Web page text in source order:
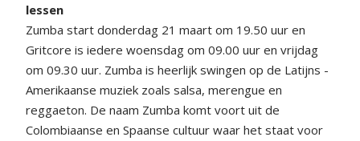
lessen
Zumba start donderdag 21 maart om 19.50 uur en
Gritcore is iedere woensdag om 09.00 uur en vrijdag
om 09.30 uur. Zumba is heerlijk swingen op de Latijns -
Amerikaanse muziek zoals salsa, merengue en
reggaeton. De naam Zumba komt voort uit de
Colombiaanse en Spaanse cultuur waar het staat voor